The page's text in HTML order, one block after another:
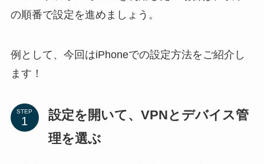
の順番で設定を進めましょう。
例として、今回はiPhoneでの設定方法をご紹介し
ます！
STEP
設定を開いて、VPNとデバイス管
理を選ぶ